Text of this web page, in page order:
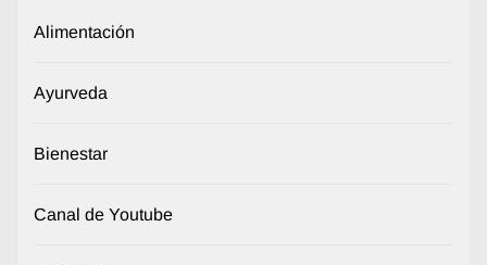
Alimentación
Ayurveda
Bienestar
Canal de Youtube